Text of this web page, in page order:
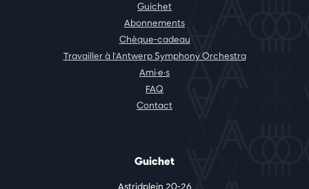
Guichet
Abonnements
Chèque-cadeau
Travailler à l'Antwerp Symphony Orchestra
Ami·e·s
FAQ
Contact
Guichet
Astridplein 20-26